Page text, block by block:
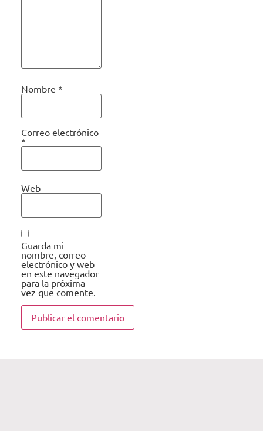
Nombre *
Correo electrónico
*
Web
Guarda mi
nombre, correo
electrónico y web
en este navegador
para la próxima
vez que comente.